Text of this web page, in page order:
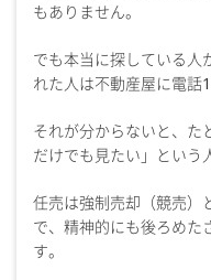
もありません。
でも本当に探している人
れた人は不動産屋に電話
それが分からないと、た
だけでも見たい」という
任売は強制売却（競売）
で、精神的にも後ろめた
す。